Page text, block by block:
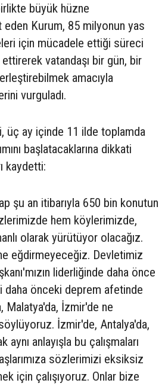
büyük hüzne
eden Kurum, 85 milyonun yas
için mücadele ettiği süreci
ettirerek vatandaşı bir gün, bir
amacıyla
vurguladı.
üç ay içinde 11 ilde toplamda
başlatacaklarına dikkati
kaydetti:
şu an itibarıyla 650 bin konutun
hem köylerimizde,
olarak yürütüyor olacağız.
eğdirmeyeceğiz. Devletimiz
liderliğinde daha önce
önceki deprem afetinde
Malatya'da, İzmir'de ne
İzmir'de, Antalya'da,
aynı anlayışla bu çalışmaları
sözlerimizi eksiksiz
için çalışıyoruz. Onlar bize